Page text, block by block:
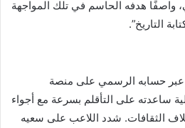
واصفًا هدفه الحاسم في تلك المواجهة
التاريخ”.
عبر حسابه الرسمي على منصة
ساعدته على التأقلم بسرعة مع أجواء
الثقافات. شدد اللاعب على سعيه